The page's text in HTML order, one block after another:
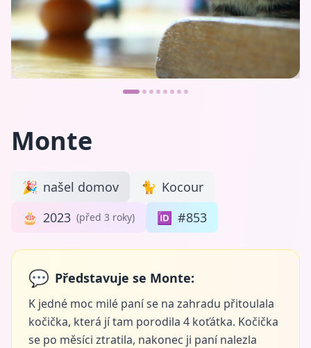
Monte
🎉 našel domov 🐈 Kocour
🎂 2023 (před 3 roky) 🆔 #853
💬 Představuje se Monte:
K jedné moc milé paní se na zahradu přitoulala
kočička, která jí tam porodila 4 koťátka. Kočička
se po měsíci ztratila, nakonec ji paní nalezla